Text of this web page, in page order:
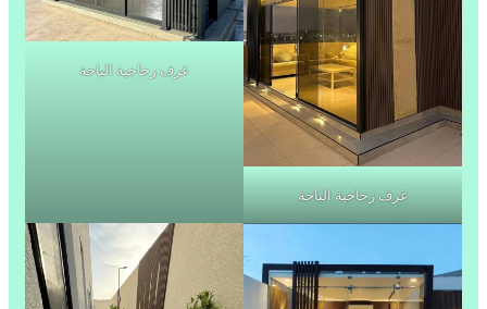
غرف زجاجية الباحة
غرف زجاجية الباحة